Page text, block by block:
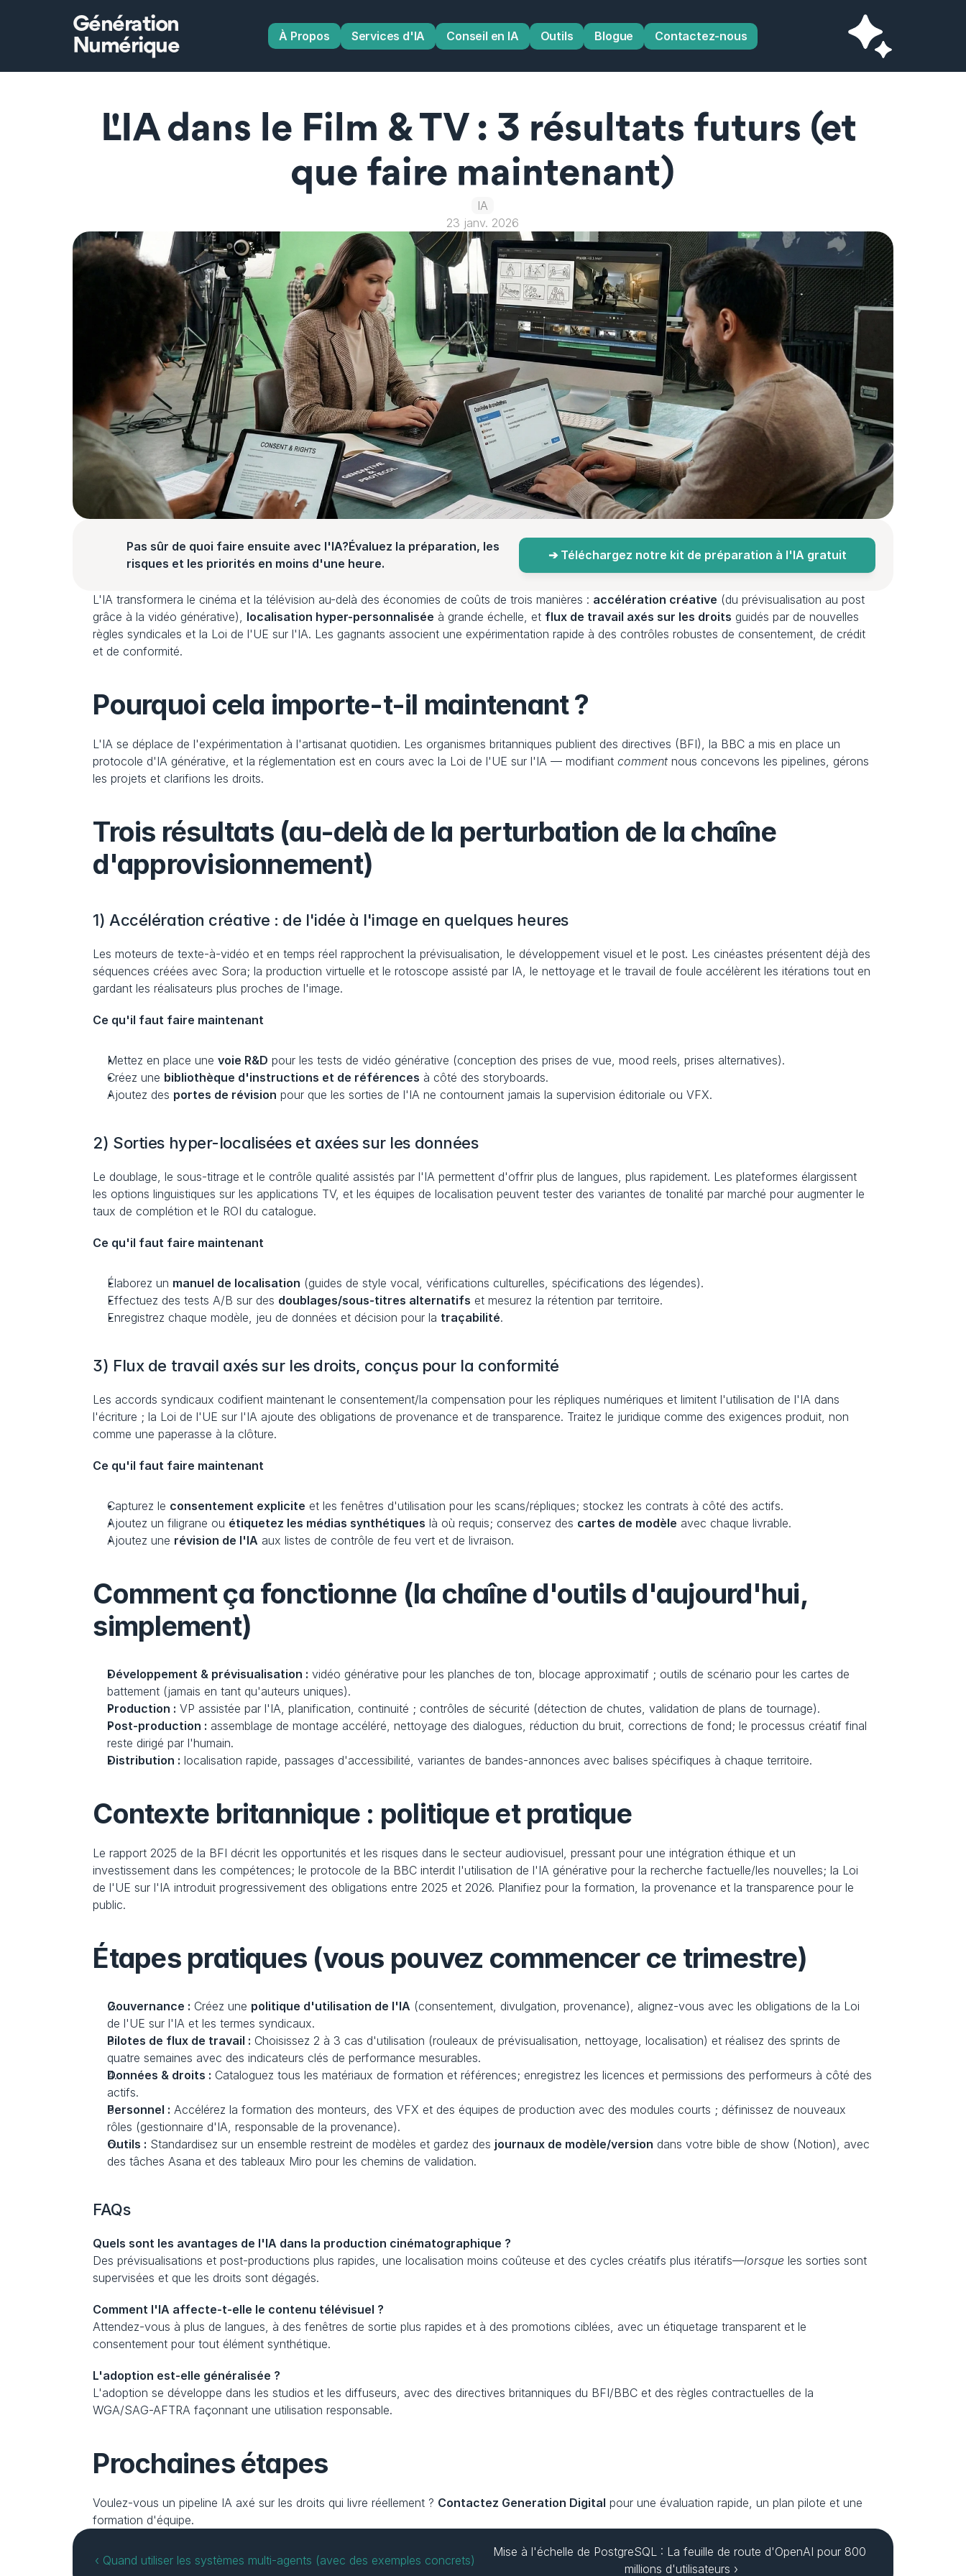
Génération
Numérique
À Propos Services d'IA Conseil en IA Outils Blogue Contactez-nous
L'IA dans le Film & TV : 3 résultats futurs (et
que faire maintenant)
IA
23 janv. 2026
Pas sûr de quoi faire ensuite avec l'IA?Évaluez la préparation, les
risques et les priorités en moins d'une heure.
➔ Téléchargez notre kit de préparation à l'IA gratuit
L'IA transformera le cinéma et la télévision au-delà des économies de coûts de trois manières : accélération créative (du prévisualisation au post
grâce à la vidéo générative), localisation hyper-personnalisée à grande échelle, et flux de travail axés sur les droits guidés par de nouvelles
règles syndicales et la Loi de l'UE sur l'IA. Les gagnants associent une expérimentation rapide à des contrôles robustes de consentement, de crédit
et de conformité.
Pourquoi cela importe-t-il maintenant ?
L'IA se déplace de l'expérimentation à l'artisanat quotidien. Les organismes britanniques publient des directives (BFI), la BBC a mis en place un
protocole d'IA générative, et la réglementation est en cours avec la Loi de l'UE sur l'IA — modifiant comment nous concevons les pipelines, gérons
les projets et clarifions les droits.
Trois résultats (au-delà de la perturbation de la chaîne
d'approvisionnement)
1) Accélération créative : de l'idée à l'image en quelques heures
Les moteurs de texte-à-vidéo et en temps réel rapprochent la prévisualisation, le développement visuel et le post. Les cinéastes présentent déjà des
séquences créées avec Sora; la production virtuelle et le rotoscope assisté par IA, le nettoyage et le travail de foule accélèrent les itérations tout en
gardant les réalisateurs plus proches de l'image.
Ce qu'il faut faire maintenant
Mettez en place une voie R&D pour les tests de vidéo générative (conception des prises de vue, mood reels, prises alternatives).
Créez une bibliothèque d'instructions et de références à côté des storyboards.
Ajoutez des portes de révision pour que les sorties de l'IA ne contournent jamais la supervision éditoriale ou VFX.
2) Sorties hyper-localisées et axées sur les données
Le doublage, le sous-titrage et le contrôle qualité assistés par l'IA permettent d'offrir plus de langues, plus rapidement. Les plateformes élargissent
les options linguistiques sur les applications TV, et les équipes de localisation peuvent tester des variantes de tonalité par marché pour augmenter le
taux de complétion et le ROI du catalogue.
Ce qu'il faut faire maintenant
Élaborez un manuel de localisation (guides de style vocal, vérifications culturelles, spécifications des légendes).
Effectuez des tests A/B sur des doublages/sous-titres alternatifs et mesurez la rétention par territoire.
Enregistrez chaque modèle, jeu de données et décision pour la traçabilité.
3) Flux de travail axés sur les droits, conçus pour la conformité
Les accords syndicaux codifient maintenant le consentement/la compensation pour les répliques numériques et limitent l'utilisation de l'IA dans
l'écriture ; la Loi de l'UE sur l'IA ajoute des obligations de provenance et de transparence. Traitez le juridique comme des exigences produit, non
comme une paperasse à la clôture.
Ce qu'il faut faire maintenant
Capturez le consentement explicite et les fenêtres d'utilisation pour les scans/répliques; stockez les contrats à côté des actifs.
Ajoutez un filigrane ou étiquetez les médias synthétiques là où requis; conservez des cartes de modèle avec chaque livrable.
Ajoutez une révision de l'IA aux listes de contrôle de feu vert et de livraison.
Comment ça fonctionne (la chaîne d'outils d'aujourd'hui,
simplement)
Développement & prévisualisation : vidéo générative pour les planches de ton, blocage approximatif ; outils de scénario pour les cartes de
battement (jamais en tant qu'auteurs uniques).
Production : VP assistée par l'IA, planification, continuité ; contrôles de sécurité (détection de chutes, validation de plans de tournage).
Post-production : assemblage de montage accéléré, nettoyage des dialogues, réduction du bruit, corrections de fond; le processus créatif final
reste dirigé par l'humain.
Distribution : localisation rapide, passages d'accessibilité, variantes de bandes-annonces avec balises spécifiques à chaque territoire.
Contexte britannique : politique et pratique
Le rapport 2025 de la BFI décrit les opportunités et les risques dans le secteur audiovisuel, pressant pour une intégration éthique et un
investissement dans les compétences; le protocole de la BBC interdit l'utilisation de l'IA générative pour la recherche factuelle/les nouvelles; la Loi
de l'UE sur l'IA introduit progressivement des obligations entre 2025 et 2026. Planifiez pour la formation, la provenance et la transparence pour le
public.
Étapes pratiques (vous pouvez commencer ce trimestre)
Gouvernance : Créez une politique d'utilisation de l'IA (consentement, divulgation, provenance), alignez-vous avec les obligations de la Loi
de l'UE sur l'IA et les termes syndicaux.
Pilotes de flux de travail : Choisissez 2 à 3 cas d'utilisation (rouleaux de prévisualisation, nettoyage, localisation) et réalisez des sprints de
quatre semaines avec des indicateurs clés de performance mesurables.
Données & droits : Cataloguez tous les matériaux de formation et références; enregistrez les licences et permissions des performeurs à côté des
actifs.
Personnel : Accélérez la formation des monteurs, des VFX et des équipes de production avec des modules courts ; définissez de nouveaux
rôles (gestionnaire d'IA, responsable de la provenance).
Outils : Standardisez sur un ensemble restreint de modèles et gardez des journaux de modèle/version dans votre bible de show (Notion), avec
des tâches Asana et des tableaux Miro pour les chemins de validation.
FAQs
Quels sont les avantages de l'IA dans la production cinématographique ?
Des prévisualisations et post-productions plus rapides, une localisation moins coûteuse et des cycles créatifs plus itératifs—lorsque les sorties sont
supervisées et que les droits sont dégagés.
Comment l'IA affecte-t-elle le contenu télévisuel ?
Attendez-vous à plus de langues, à des fenêtres de sortie plus rapides et à des promotions ciblées, avec un étiquetage transparent et le
consentement pour tout élément synthétique.
L'adoption est-elle généralisée ?
L'adoption se développe dans les studios et les diffuseurs, avec des directives britanniques du BFI/BBC et des règles contractuelles de la
WGA/SAG-AFTRA façonnant une utilisation responsable.
Prochaines étapes
Voulez-vous un pipeline IA axé sur les droits qui livre réellement ? Contactez Generation Digital pour une évaluation rapide, un plan pilote et une
formation d'équipe.
‹ Quand utiliser les systèmes multi-agents (avec des exemples concrets)
Mise à l'échelle de PostgreSQL : La feuille de route d'OpenAI pour 800
millions d'utilisateurs ›